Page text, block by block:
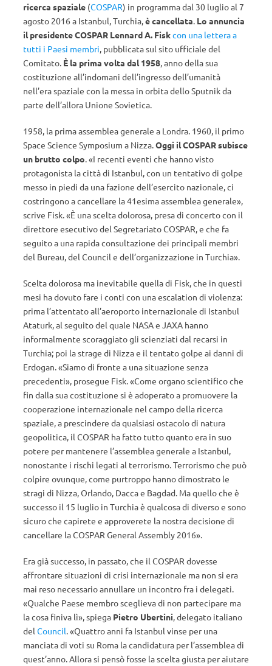
ricerca spaziale (COSPAR) in programma dal 30 luglio al 7
agosto 2016 a Istanbul, Turchia,è cancellata. Lo annuncia
il presidente COSPAR Lennard A. Fiskcon una lettera a
tutti i Paesi membri, pubblicata sul sito ufficiale del
Comitato. È la prima volta dal 1958, anno della sua
costituzione all’indomani dell’ingresso dell’umanità
nell’era spaziale con la messa in orbita dello Sputnik da
parte dell’allora Unione Sovietica.
1958, la prima assemblea generale a Londra. 1960, il primo
Space Science Symposium a Nizza.Oggi il COSPAR subisce
un brutto colpo. «I recenti eventi che hanno visto
protagonista la città di Istanbul, con un tentativo di golpe
messo in piedi da una fazione dell’esercito nazionale, ci
costringono a cancellare la 41esima assemblea generale»,
scrive Fisk. «È una scelta dolorosa, presa di concerto con il
direttore esecutivo del Segretariato COSPAR, e che fa
seguito a una rapida consultazione dei principali membri
del Bureau, del Council e dell’organizzazione in Turchia».
Scelta dolorosa ma inevitabile quella di Fisk, che in questi
mesi ha dovuto fare i conti con una escalation di violenza:
prima l’attentato all’aeroporto internazionale di Istanbul
Ataturk, al seguito del quale NASA e JAXA hanno
informalmente scoraggiato gli scienziati dal recarsi in
Turchia; poi la strage di Nizza e il tentato golpe ai danni di
Erdogan.«Siamo di fronte a una situazione senza
precedenti», prosegue Fisk. «Come organo scientifico che
fin dalla sua costituzione si è adoperato a promuovere la
cooperazione internazionale nel campo della ricerca
spaziale, a prescindere da qualsiasi ostacolo di natura
geopolitica, il COSPAR ha fatto tutto quanto era in suo
potere per mantenere l’assemblea generale a Istanbul,
nonostante i rischi legati al terrorismo. Terrorismo che può
colpire ovunque, come purtroppo hanno dimostrato le
stragi di Nizza, Orlando, Dacca e Bagdad. Ma quello che è
successo il 15 luglio in Turchia è qualcosa di diverso e sono
sicuro che capirete e approverete la nostra decisione di
cancellare la COSPAR General Assembly 2016».
Era già successo, in passato, che il COSPAR dovesse
affrontare situazioni di crisi internazionale ma non si era
mai reso necessario annullare un incontro fra i delegati.
«Qualche Paese membro sceglieva di non partecipare ma
la cosa finiva lì», spiega Pietro Ubertini, delegato italiano
del Council. «Quattro anni fa Istanbul vinse per una
manciata di voti su Roma la candidatura per l’assemblea di
quest’anno. Allora si pensò fosse la scelta giusta per aiutare